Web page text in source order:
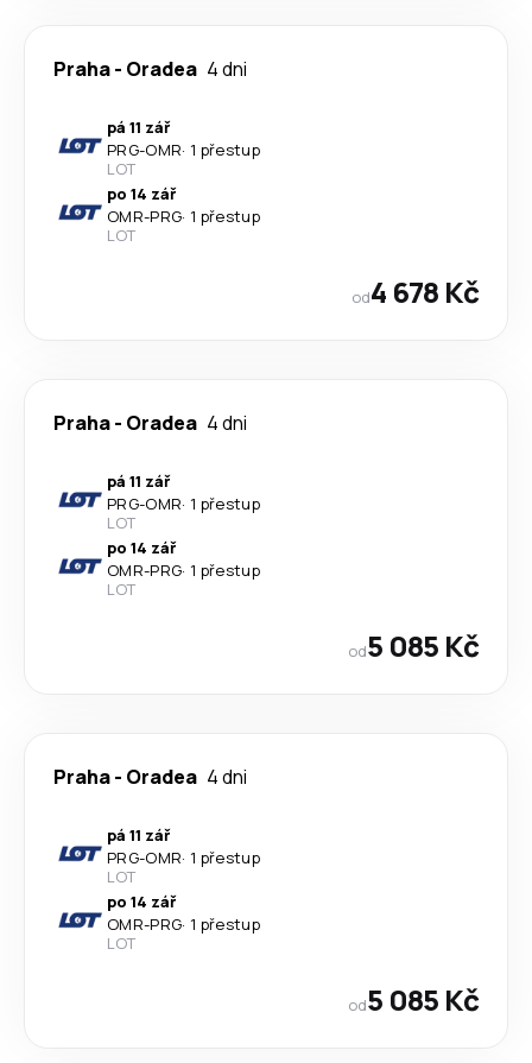
Praha- Oradea 4 dni
pá 11 zář
PRG-OMR· 1 přestup
LOT
po 14 zář
OMR-PRG· 1 přestup
LOT
od4 678 Kč
Praha- Oradea 4 dni
pá 11 zář
PRG-OMR· 1 přestup
LOT
po 14 zář
OMR-PRG· 1 přestup
LOT
od5 085 Kč
Praha- Oradea 4 dni
pá 11 zář
PRG-OMR· 1 přestup
LOT
po 14 zář
OMR-PRG· 1 přestup
LOT
od5 085 Kč